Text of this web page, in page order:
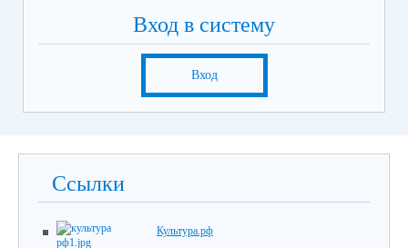
Вход в систему
Вход
Ссылки
Культура.рф